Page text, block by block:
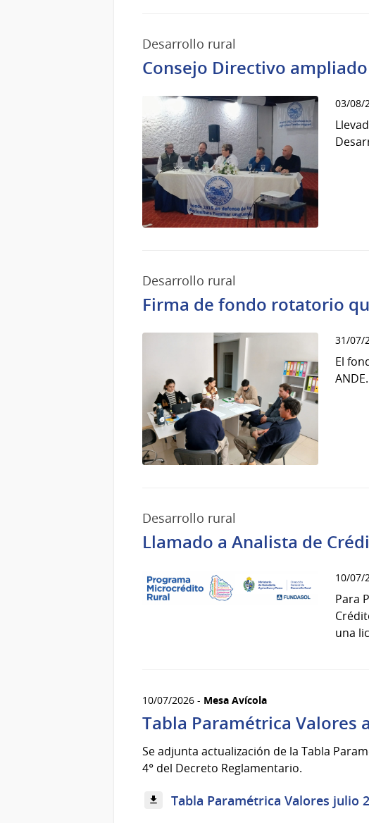
Desarrollo rural
Consejo Directivo
03/08/
Desarrollo rural
Firma de fondo rotatorio
31/07/
El
ANDE.
Desarrollo rural
Llamado a Analista de
10/07/
Para
una
10/07/2026 - Mesa Avícola
Tabla Paramétrica Valores
Se adjunta actualización de la Tabla
4° del Decreto Reglamentario.
Tabla Paramétrica Valores julio